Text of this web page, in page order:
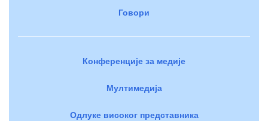
Говори
Конференције за медије
Мултимедија
Одлуке високог представника